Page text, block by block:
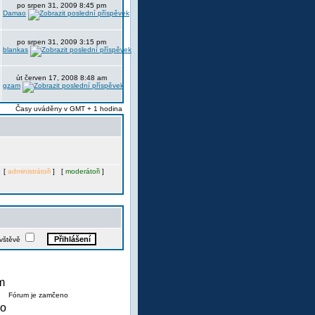
po srpen 31, 2009 8:45 pm
Damao
po srpen 31, 2009 3:15 pm
blankas
út červen 17, 2008 8:48 am
gzam
Časy uváděny v GMT + 1 hodina
[ administrátoři ] [ moderátoři ]
Fórum je zamčeno